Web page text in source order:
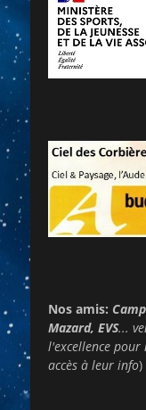
Nos amis:
Mazard, EVS...
l'excellence pour
accès à leur info)